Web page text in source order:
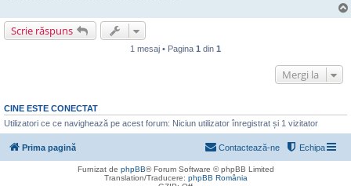
Scrie răspuns
1 mesaj • Pagina 1 din 1
Mergi la
CINE ESTE CONECTAT
Utilizatori ce ce navighează pe acest forum: Niciun utilizator înregistrat și 1 vizitator
Prima pagină Echipa
Contactează-ne
Furnizat de phpBB® Forum Software © phpBB Limited
Translation/Traducere: phpBB România